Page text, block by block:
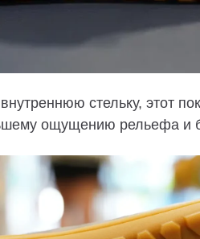
стельку, этот
ощущению рельефа и